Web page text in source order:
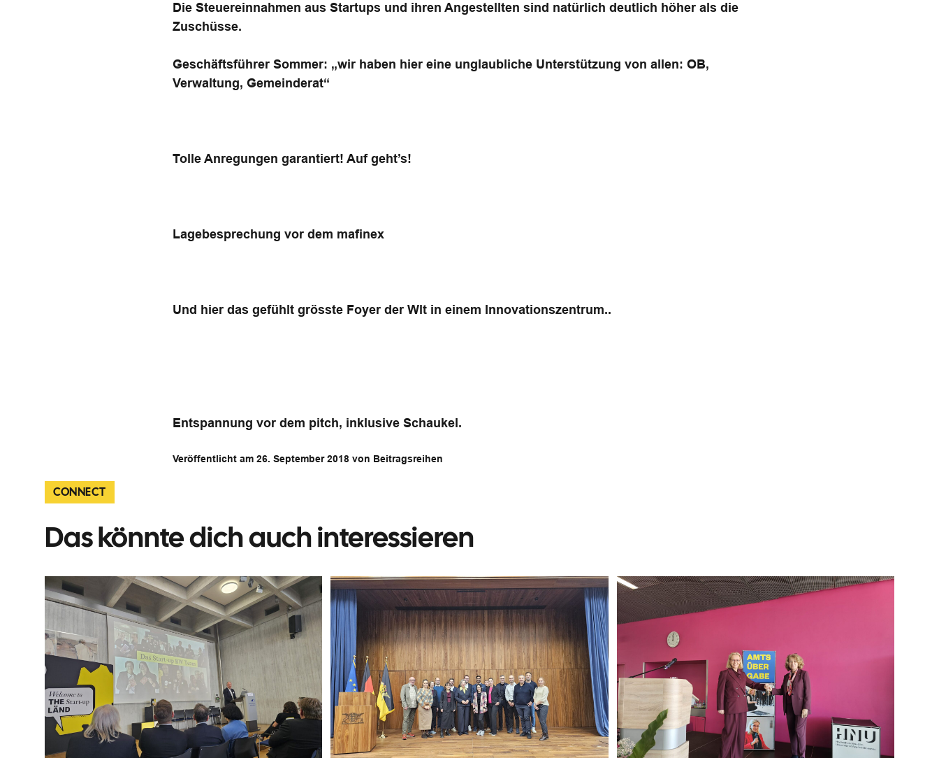
Die Steuereinnahmen aus Startups und ihren Angestellten sind natürlich deutlich höher als die
Zuschüsse.
Geschäftsführer Sommer: „wir haben hier eine unglaubliche Unterstützung von allen: OB,
Verwaltung, Gemeinderat“
Tolle Anregungen garantiert! Auf geht’s!
Lagebesprechung vor dem mafinex
Und hier das gefühlt grösste Foyer der Wlt in einem Innovationszentrum..
Entspannung vor dem pitch, inklusive Schaukel.
Veröffentlicht am 26. September 2018 von Beitragsreihen
CONNECT
Das könnte dich auch interessieren